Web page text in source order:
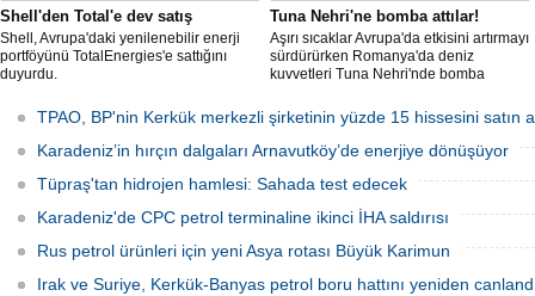
Shell'den Total'e dev satış
Shell, Avrupa'daki yenilenebilir enerji
portföyünü TotalEnergies'e sattığını
duyurdu.
Tuna Nehri'ne bomba attılar!
Aşırı sıcaklar Avrupa'da etkisini artırmayı
sürdürürken Romanya'da deniz
kuvvetleri Tuna Nehri'nde bomba
TPAO, BP'nin Kerkük merkezli şirketinin yüzde 15 hissesini satın
Karadeniz’in hırçın dalgaları Arnavutköy’de enerjiye dönüşüyor
Tüpraş'tan hidrojen hamlesi: Sahada test edecek
Karadeniz'de CPC petrol terminaline ikinci İHA saldırısı
Rus petrol ürünleri için yeni Asya rotası Büyük Karimun
Irak ve Suriye, Kerkük-Banyas petrol boru hattını yeniden